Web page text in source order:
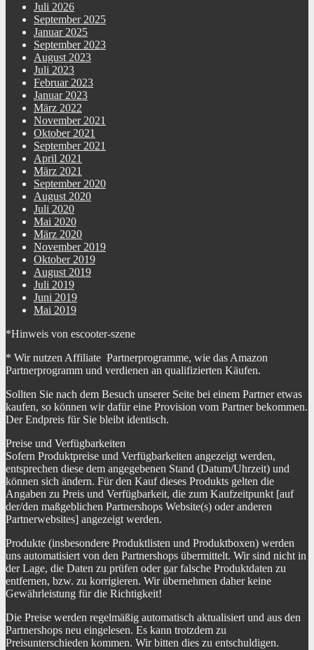
Juli 2026
September 2025
Januar 2025
September 2023
August 2023
Juli 2023
Februar 2023
Januar 2023
März 2022
November 2021
Oktober 2021
September 2021
April 2021
März 2021
September 2020
August 2020
Juli 2020
Mai 2020
März 2020
November 2019
Oktober 2019
August 2019
Juli 2019
Juni 2019
Mai 2019
*Hinweis von escooter-szene
* Wir nutzen Affiliate Partnerprogramme, wie das Amazon
Partnerprogramm und verdienen an qualifizierten Käufen.
Sollten Sie nach dem Besuch unserer Seite bei einem Partner etwas
kaufen, so können wir dafür eine Provision vom Partner bekommen.
Der Endpreis für Sie bleibt identisch.
Preise und Verfügbarkeiten
Sofern Produktpreise und Verfügbarkeiten angezeigt werden,
entsprechen diese dem angegebenen Stand (Datum/Uhrzeit) und
können sich ändern. Für den Kauf dieses Produkts gelten die
Angaben zu Preis und Verfügbarkeit, die zum Kaufzeitpunkt [auf
der/den maßgeblichen Partnershops Website(s) oder anderen
Partnerwebsites] angezeigt werden.
Produkte (insbesondere Produktlisten und Produktboxen) werden
uns automatisiert von den Partnershops übermittelt. Wir sind nicht in
der Lage, die Daten zu prüfen oder gar falsche Produktdaten zu
entfernen, bzw. zu korrigieren. Wir übernehmen daher keine
Gewährleistung für die Richtigkeit!
Die Preise werden regelmäßig automatisch aktualisiert und aus den
Partnershops neu eingelesen. Es kann trotzdem zu
Preisunterschieden kommen. Wir bitten dies zu entschuldigen.